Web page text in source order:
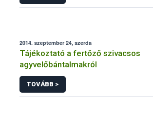
2014. szeptember 24, szerda
Tájékoztató a fertőző szivacsos
agyvelőbántalmakról
TOVÁBB >